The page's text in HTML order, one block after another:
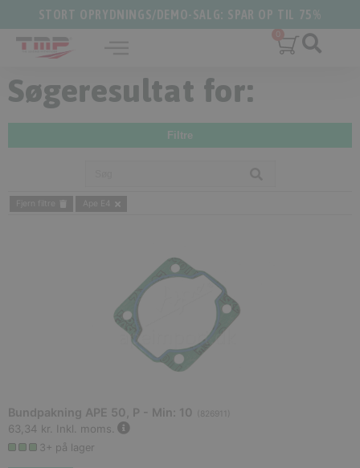
STORT OPRYDNINGS/DEMO-SALG: SPAR OP TIL 75%
Søgeresultat for:
Filtre
Bundpakning APE 50, P - Min: 10 826911
63,34 kr. Inkl. moms.
3+ på lager